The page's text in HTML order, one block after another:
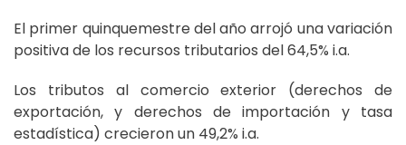
El primer quinquemestre del año arrojó una variación
positiva de los recursos tributarios del 64,5% i.a.
Los tributos al comercio exterior (derechos de
exportación, y derechos de importación y tasa
estadística) crecieron un 49,2% i.a.